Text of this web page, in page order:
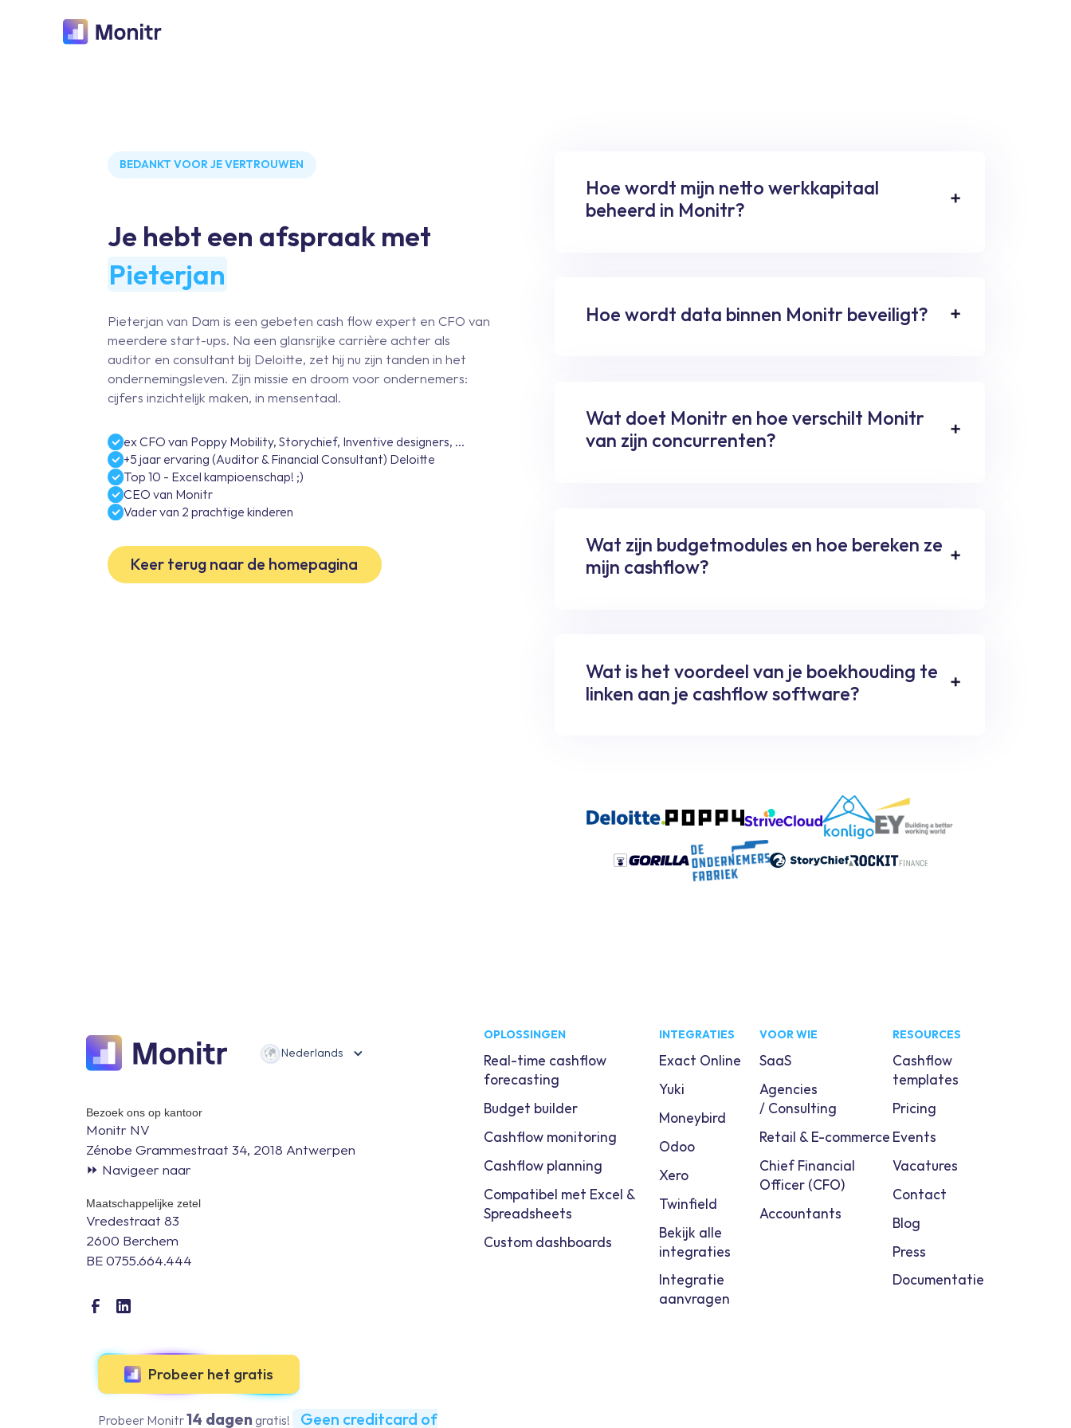
BEDANKT VOOR JE VERTROUWEN
Je hebt een afspraak met
Pieterjan
Pieterjan van Dam is een gebeten cash flow expert en CFO van
meerdere start-ups. Na een glansrijke carrière achter als
auditor en consultant bij Deloitte, zet hij nu zijn tanden in het
ondernemingsleven. Zijn missie en droom voor ondernemers:
cijfers inzichtelijk maken, in mensentaal.
ex CFO van Poppy Mobility, Storychief, Inventive designers, ...
+5 jaar ervaring (Auditor & Financial Consultant) Deloitte
Top 10 - Excel kampioenschap! ;)
CEO van Monitr
Vader van 2 prachtige kinderen
Keer terug naar de homepagina
Hoe wordt mijn netto werkkapitaal
beheerd in Monitr?
Hoe wordt data binnen Monitr beveiligt?
Wat doet Monitr en hoe verschilt Monitr
van zijn concurrenten?
Wat zijn budgetmodules en hoe bereken ze
mijn cashflow?
Wat is het voordeel van je boekhouding te
linken aan je cashflow software?
Nederlands
Bezoek ons op kantoor
Monitr NV
Zénobe Grammestraat 34, 2018 Antwerpen
⏩ Navigeer naar
Maatschappelijke zetel
Vredestraat 83
2600 Berchem
BE 0755.664.444
Probeer het gratis
Probeer Monitr14 dagen gratis! Geen creditcard of
OPLOSSINGEN
Real-time cashflow
forecasting
Budget builder
Cashflow monitoring
Cashflow planning
Compatibel met Excel &
Spreadsheets
Custom dashboards
INTEGRATIES
Exact Online
Yuki
Moneybird
Odoo
Xero
Twinfield
Bekijk alle
integraties
Integratie
aanvragen
VOOR WIE
SaaS
Agencies
/ Consulting
Retail & E-commerce
Chief Financial
Officer (CFO)
Accountants
RESOURCES
Cashflow
templates
Pricing
Events
Vacatures
Contact
Blog
Press
Documentatie